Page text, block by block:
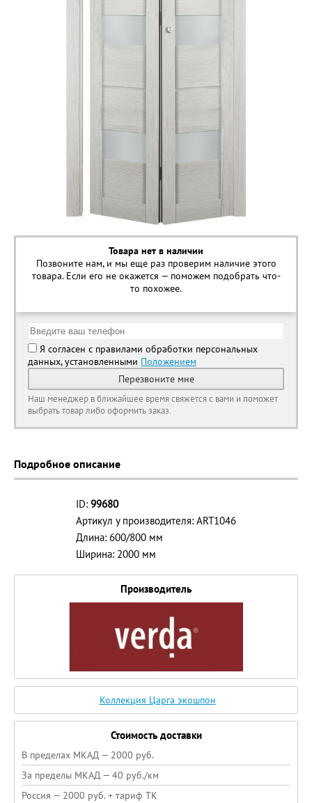
Товара нет в наличии
Позвоните нам, и мы еще раз проверим наличие этого
товара. Если его не окажется — поможем подобрать что-
то похожее.
Я согласен с правилами обработки персональных
данных, установленными Положением
Перезвоните мне
Наш менеджер в ближайшее время свяжется с вами и поможет
выбрать товар либо оформить заказ.
Подробное описание
ID: 99680
Артикул у производителя: ART1046
Длина: 600/800 мм
Ширина: 2000 мм
Производитель
Коллекция Царга экошпон
Стоимость доставки
В пределах МКАД — 2000 руб.
За пределы МКАД — 40 руб./км
Россия — 2000 руб. + тариф ТК